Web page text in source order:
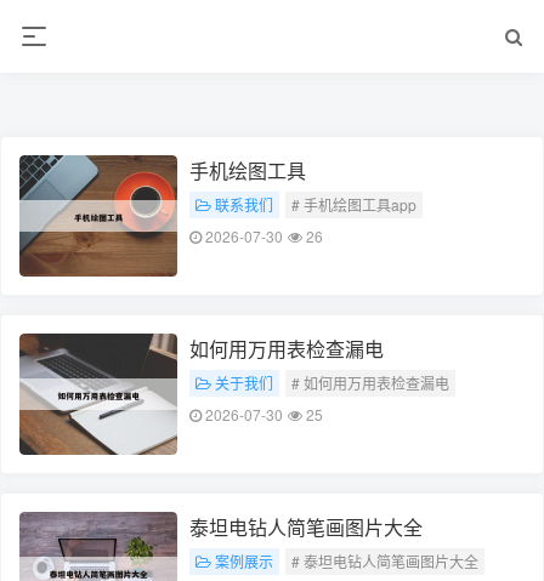
材经营部
手机绘图工具
联系我们
# 手机绘图工具app
2026-07-30
26
如何用万用表检查漏电
关于我们
# 如何用万用表检查漏电
2026-07-30
25
泰坦电钻人简笔画图片大全
案例展示
# 泰坦电钻人简笔画图片大全